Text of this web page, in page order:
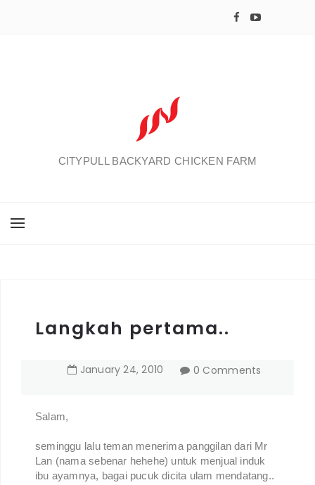
CITYPULL BACKYARD CHICKEN FARM
Langkah pertama..
January 24,2010 0 Comments
Salam,
seminggu lalu teman menerima panggilan dari Mr
Lan (nama sebenar hehehe) untuk menjual induk
ibu ayamnya, bagai pucuk dicita ulam mendatang..